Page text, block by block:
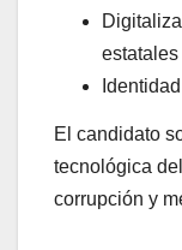
estatales
El candidato
tecnológica
corrupción y